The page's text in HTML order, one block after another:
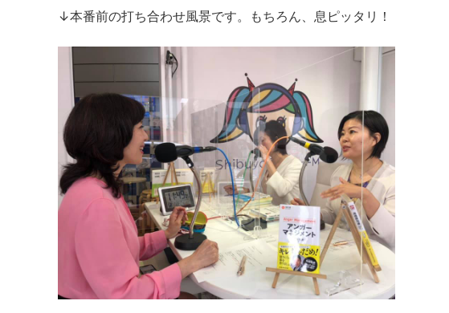
↓本番前の打ち合わせ風景です。もちろん、息ピッタリ！